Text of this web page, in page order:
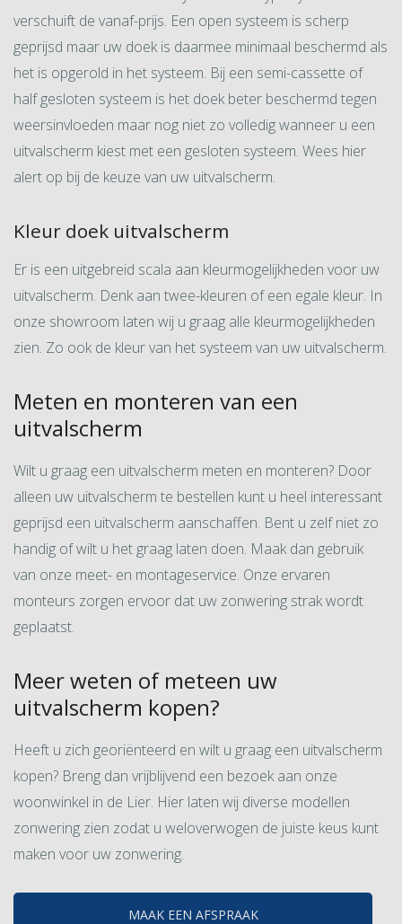
verschuift de vanaf-prijs. Een open systeem is scherp
geprijsd maar uw doek is daarmee minimaal beschermd als
het is opgerold in het systeem. Bij een semi-cassette of
half gesloten systeem is het doek beter beschermd tegen
weersinvloeden maar nog niet zo volledig wanneer u een
uitvalscherm kiest met een gesloten systeem. Wees hier
alert op bij de keuze van uw uitvalscherm.
Kleur doek uitvalscherm
Er is een uitgebreid scala aan kleurmogelijkheden voor uw
uitvalscherm. Denk aan twee-kleuren of een egale kleur. In
onze showroom laten wij u graag alle kleurmogelijkheden
zien. Zo ook de kleur van het systeem van uw uitvalscherm.
Meten en monteren van een
uitvalscherm
Wilt u graag een uitvalscherm meten en monteren? Door
alleen uw uitvalscherm te bestellen kunt u heel interessant
geprijsd een uitvalscherm aanschaffen. Bent u zelf niet zo
handig of wilt u het graag laten doen. Maak dan gebruik
van onze meet- en montageservice. Onze ervaren
monteurs zorgen ervoor dat uw zonwering strak wordt
geplaatst.
Meer weten of meteen uw
uitvalscherm kopen?
Heeft u zich georiënteerd en wilt u graag een uitvalscherm
kopen? Breng dan vrijblijvend een bezoek aan onze
woonwinkel in de Lier. Hier laten wij diverse modellen
zonwering zien zodat u weloverwogen de juiste keus kunt
maken voor uw zonwering.
MAAK EEN AFSPRAAK